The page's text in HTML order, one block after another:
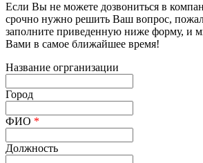
Если Вы не можете дозвониться в
срочно нужно решить Ваш вопрос,
заполните приведенную ниже форму, и
Вами в самое ближайшее время!
Название огрганизации
Город
ФИО *
Должность